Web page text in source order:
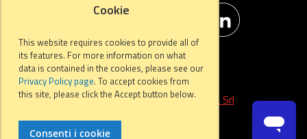
Cookie
This website requires cookies to provide all of
its features. For more information on what
data is contained in the cookies, please see our
Privacy Policy page. To accept cookies from
this site, please click the Accept button below.
Consenti i cookie
Developed byStart Informatica Srl